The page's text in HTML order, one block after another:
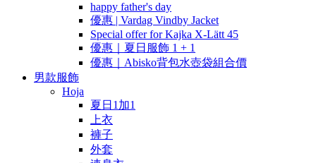
happy father's day
優惠 | Vardag Vindby Jacket
Special offer for Kajka X-Lätt 45
優惠｜夏日服飾 1 + 1
優惠｜Abisko背包水壺袋組合價
男款服飾
Hoja
夏日1加1
上衣
褲子
外套